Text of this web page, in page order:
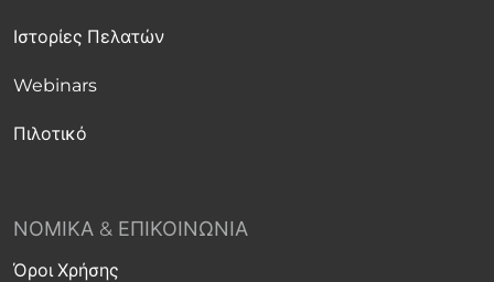
Ιστορίες Πελατών
Webinars
Πιλοτικό
ΝΟΜΙΚΆ & ΕΠΙΚΟΙΝΩΝΊΑ
Όροι Χρήσης